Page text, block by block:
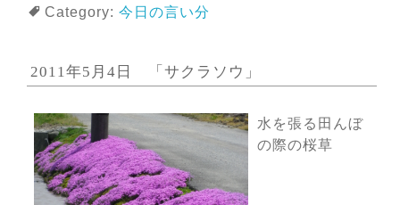
Category: 今日の言い分
2011年5月4日 「サクラソウ」
水を張る田んぼ
の際の桜草